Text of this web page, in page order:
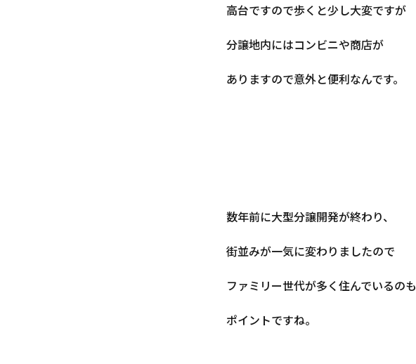
高台ですので歩くと少し大変ですが
分譲地内にはコンビニや商店が
ありますので意外と便利なんです。
数年前に大型分譲開発が終わり、
街並みが一気に変わりましたので
ファミリー世代が多く住んでいるのも
ポイントですね。